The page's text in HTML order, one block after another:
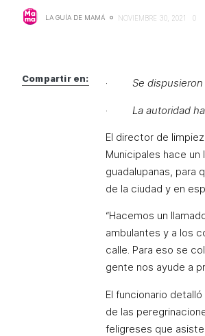
LA GUÍA DE MAMÁ NOVIEMBRE 30, 2021 0
Compartir en: ·Se
· La autoridad
El director de
Municipales hace
guadalupanas, para
de la ciudad y en
“Hacemos un
ambulantes y a los
calle. Para eso se
gente nos ayude a
El funcionario
de las
feligreses que